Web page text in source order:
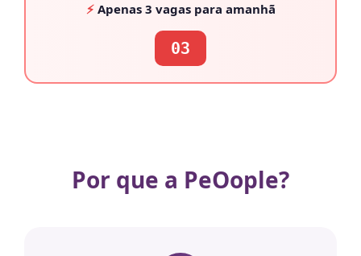
⚡Apenas 3 vagaspara amanhã
03
Por que a PeOople?